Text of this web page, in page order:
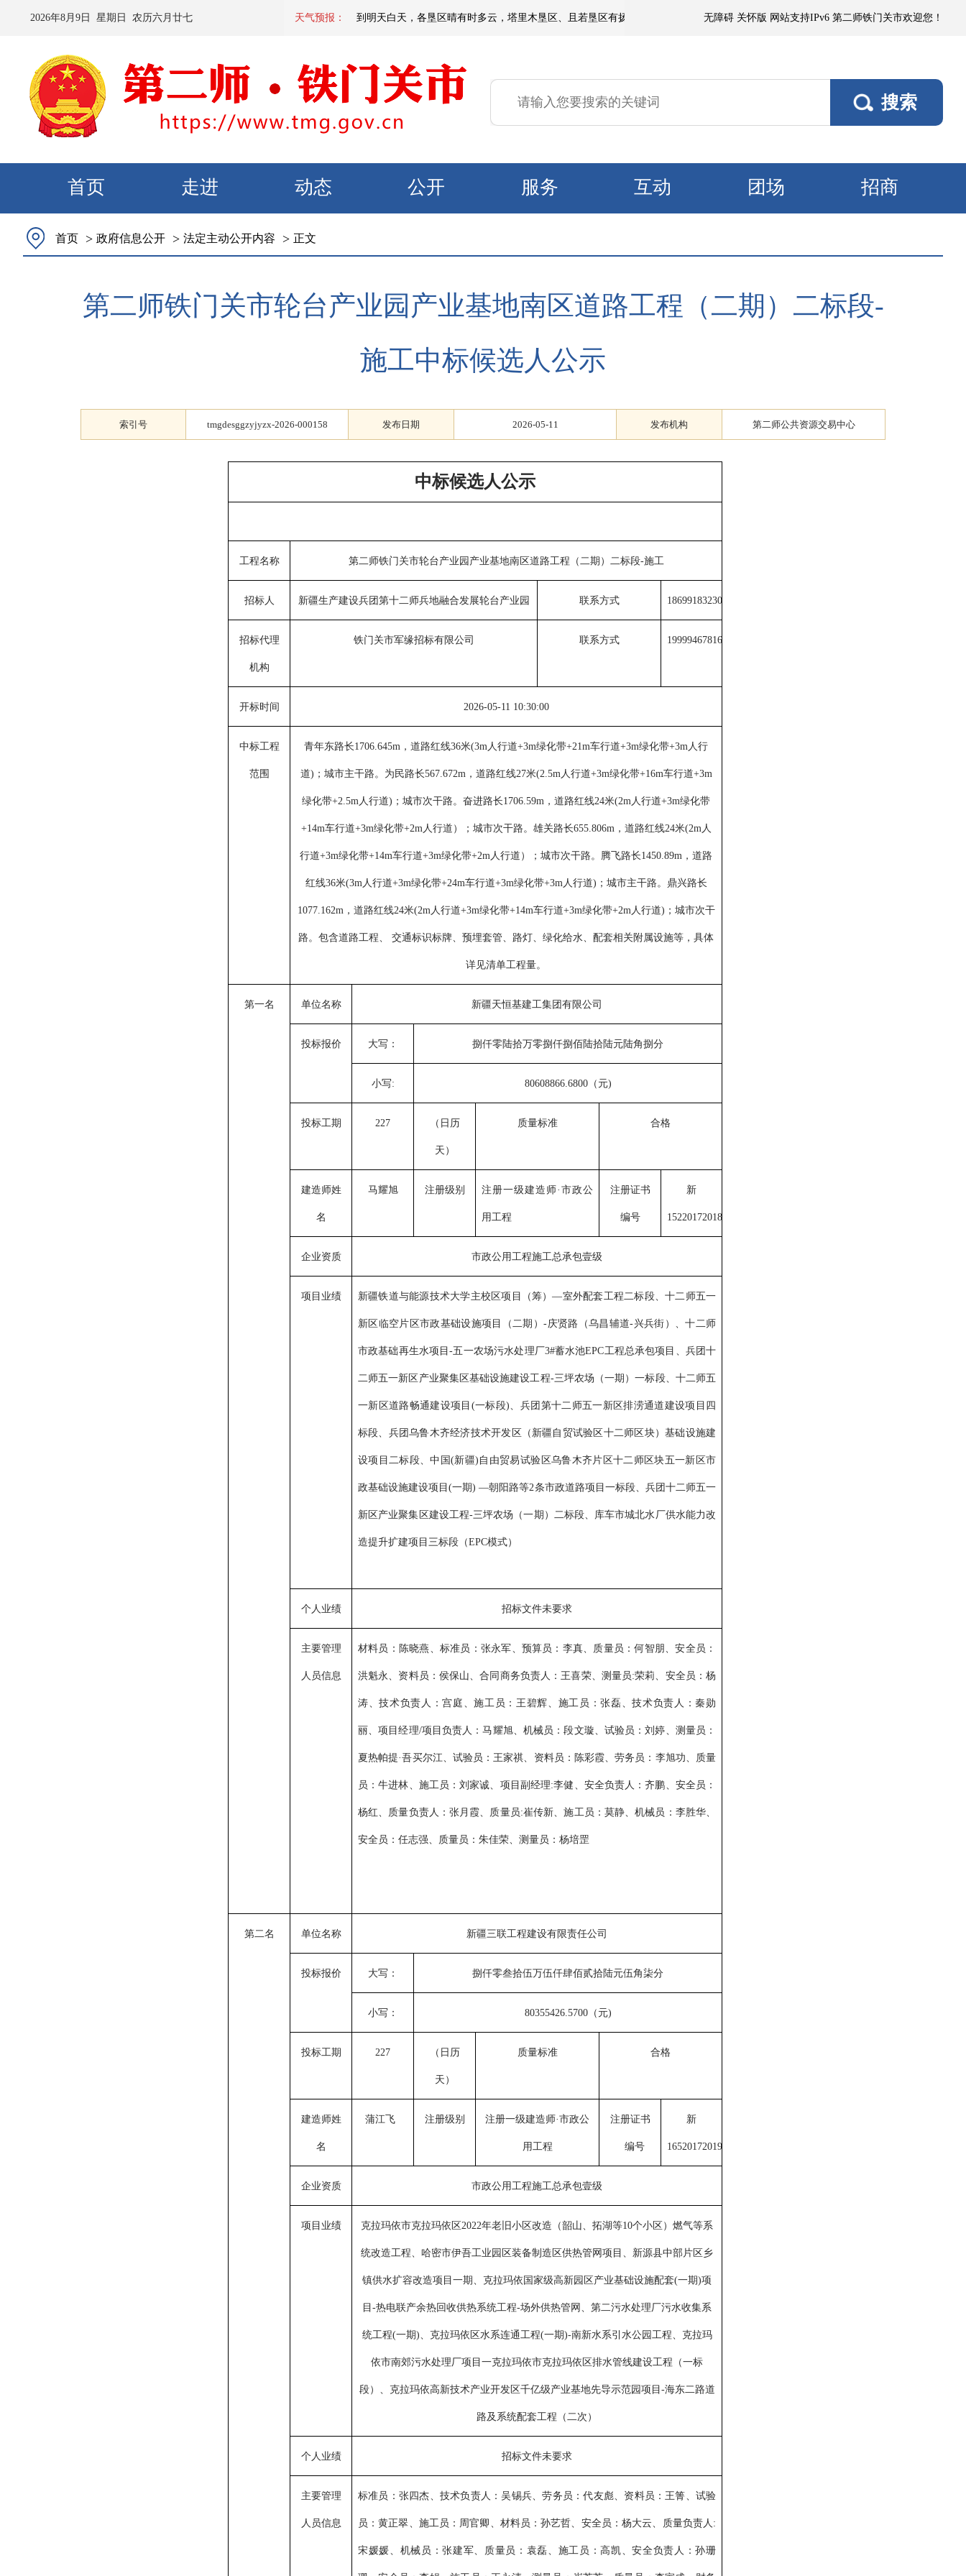
2026年8月 9 日 星期 日 农历六月廿七 天气预报：
预计：今天夜间到明天白天，各垦区晴有时多云，塔里木垦区、且若垦区有扬沙或浮尘，局地有短时沙尘暴，偏东阵风5～6级、风口阵风7～8级，其他
无障碍 关怀版 网站支持IPv6 第二师铁门关市欢迎您！
首页 走进 动态 公开 服务 互动 团场 招商
首页 > 政府信息公开 > 法定主动公开内容 > 正文
第二师铁门关市轮台产业园产业基地南区道路工程（二期）二标段-
施工中标候选人公示
索引号 tmgdesggzyjyzx-2026-000158 发布日期 2026-05-11 发布机构 第二师公共资源交易中心
中标候选人公示
工程名称 第二师铁门关市轮台产业园产业基地南区道路工程（二期）二标段-施工
招标人 新疆生产建设兵团第十二师兵地融合发展轮台产业园 联系方式 18699183230
招标代理
机构
铁门关市军缘招标有限公司 联系方式 19999467816
开标时间 2026-05-11 10:30:00
中标工程
范围
青年东路长1706.645m，道路红线36米(3m人行道+3m绿化带+21m车行道+3m绿化带+3m人行
道)；城市主干路。为民路长567.672m，道路红线27米(2.5m人行道+3m绿化带+16m车行道+3m
绿化带+2.5m人行道)；城市次干路。奋进路长1706.59m，道路红线24米(2m人行道+3m绿化带
+14m车行道+3m绿化带+2m人行道）；城市次干路。雄关路长655.806m，道路红线24米(2m人
行道+3m绿化带+14m车行道+3m绿化带+2m人行道）；城市次干路。腾飞路长1450.89m，道路
红线36米(3m人行道+3m绿化带+24m车行道+3m绿化带+3m人行道)；城市主干路。鼎兴路长
1077.162m，道路红线24米(2m人行道+3m绿化带+14m车行道+3m绿化带+2m人行道)；城市次干
路。包含道路工程、 交通标识标牌、预埋套管、路灯、绿化给水、配套相关附属设施等，具体
详见清单工程量。
第一名 单位名称 新疆天恒基建工集团有限公司
投标报价 大写： 捌仟零陆拾万零捌仟捌佰陆拾陆元陆角捌分
小写: 80608866.6800（元)
投标工期 227 （日历
天）
质量标准 合格
建造师姓
名
马耀旭 注册级别 注册一级建造师 ·市政公
用工程
注册证书
编号
新
1522017201807082
企业资质 市政公用工程施工总承包壹级
项目业绩 新疆铁道与能源技术大学主校区项目（筹）—室外配套工程二标段、十二师五一
新区临空片区市政基础设施项目（二期）-庆贤路（乌昌辅道-兴兵街）、十二师
市政基础再生水项目-五一农场污水处理厂3#蓄水池EPC工程总承包项目、兵团十
二师五一新区产业聚集区基础设施建设工程-三坪农场（一期）一标段、十二师五
一新区道路畅通建设项目(一标段)、兵团第十二师五一新区排涝通道建设项目四
标段、兵团乌鲁木齐经济技术开发区（新疆自贸试验区十二师区块）基础设施建
设项目二标段、中国(新疆)自由贸易试验区乌鲁木齐片区十二师区块五一新区市
政基础设施建设项目(一期) —朝阳路等2条市政道路项目一标段、兵团十二师五一
新区产业聚集区建设工程-三坪农场（一期）二标段、库车市城北水厂供水能力改
造提升扩建项目三标段（EPC模式）
个人业绩 招标文件未要求
主要管理
人员信息
材料员：陈晓燕、标准员：张永军、预算员：李真、质量员：何智朋、安全员：
洪魁永、资料员：侯保山、合同商务负责人：王喜荣、测量员:荣莉、安全员：杨
涛、技术负责人：宫庭、施工员：王碧辉、施工员：张磊、技术负责人：秦勋
丽、项目经理/项目负责人：马耀旭、机械员：段文璇、试验员：刘婷、测量员：
夏热帕提·吾买尔江、试验员：王家祺、资料员：陈彩霞、劳务员：李旭功、质量
员：牛进林、施工员：刘家诚、项目副经理:李健、安全负责人：齐鹏、安全员：
杨红、质量负责人：张月霞、质量员:崔传新、施工员：莫静、机械员：李胜华、
安全员：任志强、质量员：朱佳荣、测量员：杨培罡
第二名 单位名称 新疆三联工程建设有限责任公司
投标报价 大写： 捌仟零叁拾伍万伍仟肆佰贰拾陆元伍角柒分
小写： 80355426.5700（元)
投标工期 227 （日历
天）
质量标准 合格
建造师姓
名
蒲江飞 注册级别 注册一级建造师·市政公
用工程
注册证书
编号
新
1652017201900083
企业资质 市政公用工程施工总承包壹级
项目业绩 克拉玛依市克拉玛依区2022年老旧小区改造（韶山、拓湖等10个小区）燃气等系
统改造工程、哈密市伊吾工业园区装备制造区供热管网项目、新源县中部片区乡
镇供水扩容改造项目一期、克拉玛依国家级高新园区产业基础设施配套(一期)项
目-热电联产余热回收供热系统工程-场外供热管网、第二污水处理厂污水收集系
统工程(一期)、克拉玛依区水系连通工程(一期)-南新水系引水公园工程、克拉玛
依市南郊污水处理厂项目一克拉玛依市克拉玛依区排水管线建设工程（一标
段）、克拉玛依高新技术产业开发区千亿级产业基地先导示范园项目-海东二路道
路及系统配套工程（二次）
个人业绩 招标文件未要求
主要管理
人员信息
标准员 ： 张四杰、 技术负责人 ：吴锡兵、劳务员 ：代友彪、 资料员 ：王箐、 试验
员 ：黄正翠、 施工员 ： 周官卿 、 材料员 ：孙艺哲、 安全员 ：杨大云、 质量负责人 :
宋媛媛、 机械员 ：张建军、 质量员 ： 袁磊、施工员：高凯、安全负责人：孙珊